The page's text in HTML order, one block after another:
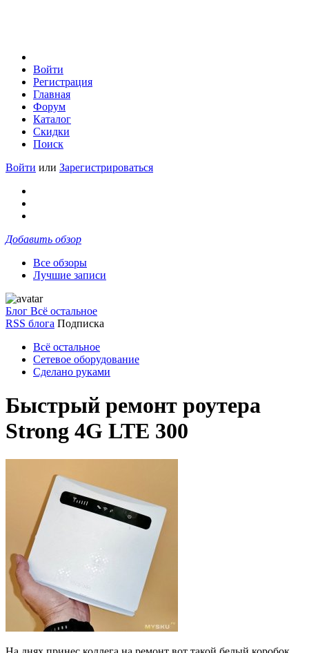
Войти
Регистрация
Главная
Форум
Каталог
Скидки
Поиск
Войти или Зарегистрироваться
Добавить обзор
Все обзоры
Лучшие записи
Блог Всё остальное
RSS блога Подписка
Всё остальное
Сетевое оборудование
Сделано руками
Быстрый ремонт роутера
Strong 4G LTE 300